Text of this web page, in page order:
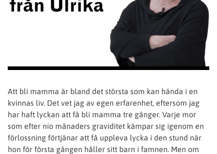
Att bli mamma är bland det största som kan hända i en
kvinnas liv. Det vet jag av egen erfarenhet, eftersom jag
har haft lyckan att få bli mamma tre gånger. Varje mor
som efter nio månaders graviditet kämpar sig igenom en
förlossning förtjänar att få uppleva lycka i den stund när
hon för första gången håller sitt barn i famnen. Men om